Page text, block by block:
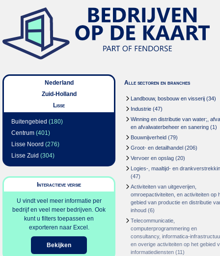
Nederland
Zuid-Holland
Lisse
Buitengebied (180)
Centrum (401)
Lisse Noord (276)
Lisse Zuid (304)
Interactieve versie
U vindt veel meer informatie per
bedrijf en veel meer bedrijven. Ook
kunt u filters toepassen en
exporteren naar Excel.
Bekijken
Alle sectoren en branches
Landbouw, bosbouw en visserij (34)
Industrie (47)
Winning en distributie van water;,
en afvalwaterbeheer en sanering (1)
Bouwnijverheid (79)
Groot- en detailhandel (206)
Vervoer en opslag (20)
Logies-, maaltijd- en
(47)
Activiteiten van uitgeverijen,
omroepactiviteiten, en activiteiten op
gebied van productie en distributie
inhoud (6)
Telecommunicatie,
computerprogrammering en
consultancy, informatica-
en overige activiteiten op het gebied
informatiediensten (11)